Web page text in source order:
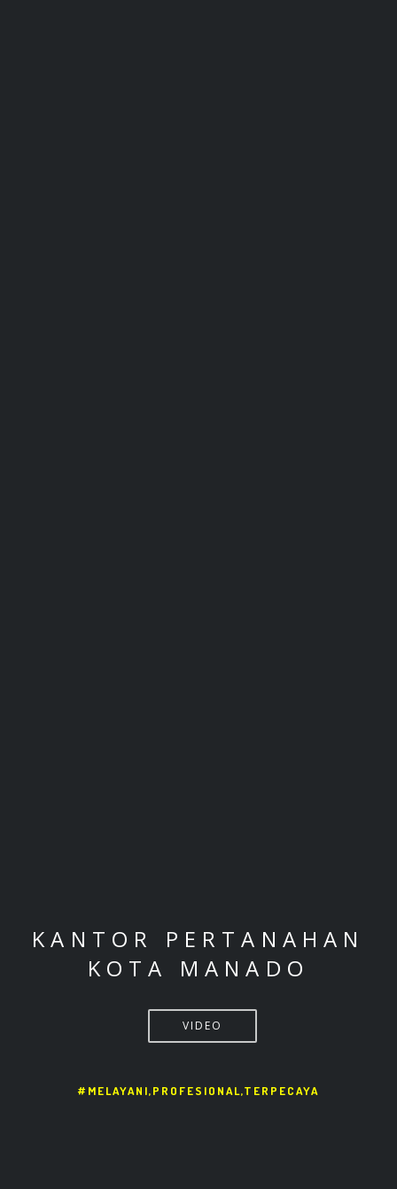
KANTOR PERTANAHAN
KOTA MANADO
VIDEO
#MELAYANI,PROFESIONAL,TERPECAYA